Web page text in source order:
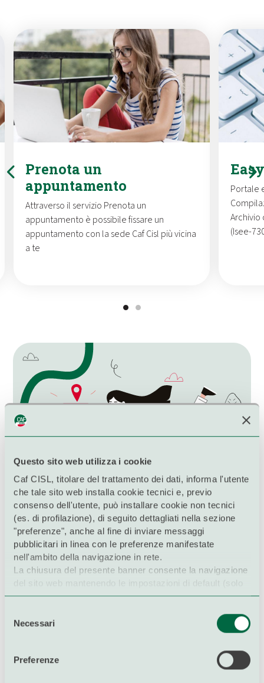
Questo sito web utilizza i cookie
Caf CISL, titolare del trattamento dei dati, informa l'utente
che tale sito web installa cookie tecnici e, previo
consenso dell'utente, può installare cookie non tecnici
(es. di profilazione), di seguito dettagliati nella sezione
"preferenze", anche al fine di inviare messaggi
pubblicitari in linea con le preferenze manifestate
nell'ambito della navigazione in rete.
La chiusura del presente banner consente la navigazione
del sito web mantenendo le impostazioni di default (solo
cookie tecnici).
dal sito è possibile consultare
l'informativa cookies
scelta sui cookie
delNecessari
Preferenze
Prenota un
appuntamento
Attraverso il servizio Prenota un
appuntamento è possibile fissare un
appuntamento con la sede Caf Cisl più vicina
a te
Portale
(Isee-
+1500 sedi in tutta Italia
Cerca la sede più vicina
Vieni al Caf Cisl, troverai supporto e informazioni da
parte di operatori competenti per la compilazione del
730 e per gli altri adempimenti fiscali.
Cosa possiamo fare per te